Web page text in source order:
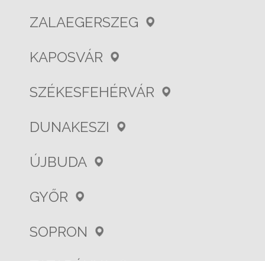
ZALAEGERSZEG
KAPOSVÁR
SZÉKESFEHÉRVÁR
DUNAKESZI
ÚJBUDA
GYŐR
SOPRON